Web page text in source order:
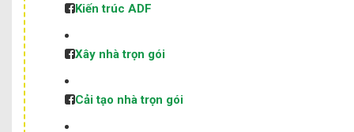
Kiến trúc ADF
Xây nhà trọn gói
Cải tạo nhà trọn gói